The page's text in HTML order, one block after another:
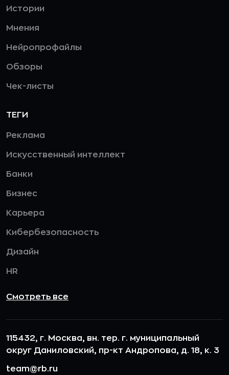
Истории
Мнения
Нейропрофайлы
Обзоры
Чек-листы
ТЕГИ
Реклама
Искусственный интеллект
Банки
Бизнес
Карьера
Кибербезопасность
Дизайн
HR
Смотреть все
115432, г. Москва, вн. тер. г. муниципальный
округ Даниловский, пр-кт Андропова, д. 18, к. 3
team@rb.ru